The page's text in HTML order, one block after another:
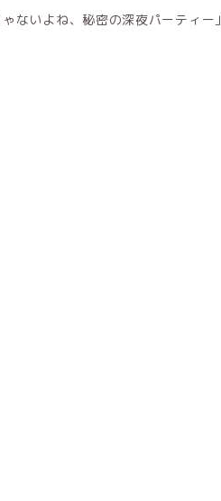
ないよね、秘密の深夜パーティー」